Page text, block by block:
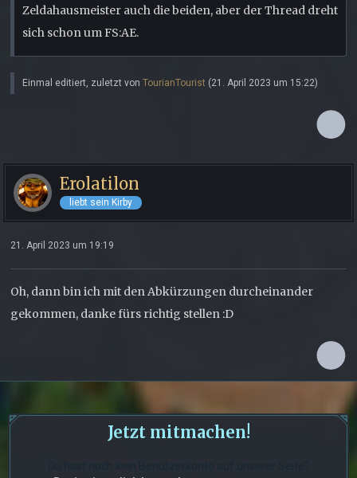
Zeldahausmeister auch die beiden, aber der Thread dreht
sich schon um FS:AE.
Einmal editiert, zuletzt von TourianTourist (21. April 2023 um 15:22)
Erolatilon
liebt sein Kirby
21. April 2023 um 19:19
Oh, dann bin ich mit den Abkürzungen durcheinander
gekommen, danke fürs richtig stellen :D
Jetzt mitmachen!